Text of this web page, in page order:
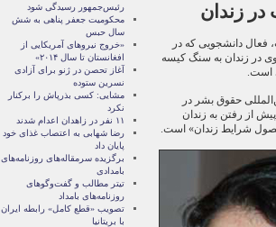
در زندان
فعال دانشجویی که در
در زندان به سنگ کیسه
است.
حقوق بشر در
از رفتن به زندان
شرایط زندان» است.
رئیس‌جمهور رسیدگی شود
محکومیت جعفر پناهی به شش
سال حبس
«خروج نيروهای آمريکايی از
افغانستان تا سال ۲۰۱۴»
آغاز تحصن در ژنو برای آزادی
نسرين ستوده
مشايی: کسی بذرپاش را برکنار
نکرد
۱۱ نفر در زاهدان اعدام شدند
رضا شهابی به اعتصاب غذای خود
پايان داد
برگزیده سرمقاله‌های روزنامه‌های
بامدادی
تیتر مطالب و گفت‌وگوهای
روزنامه‌های بامداد
تصويب «قطع کامل» رابطه ایران
با بریتانیا